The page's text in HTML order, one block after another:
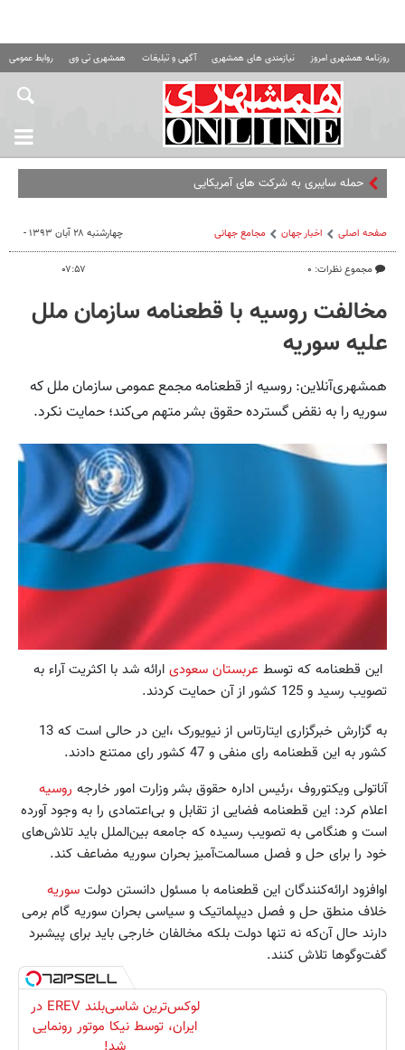
روزنامه همشهری امروز نیازمندی های همشهری آگهی و تبلیغات همشهری تی وی روابط عمومی
حمله سایبری به شرکت های آمریکایی
صفحه اصلی اخبار جهان مجامع‌ جهانی
مجموع نظرات: ۰
چهارشنبه ۲۸ آبان ۱۳۹۳ -
۰۷:۵۷
مخالفت روسیه با قطعنامه سازمان ملل
علیه سوریه
همشهری‌آنلاین: روسیه از قطعنامه مجمع عمومی سازمان ملل که
سوریه را به نقض گسترده حقوق بشر متهم می‌کند؛ حمایت نکرد.
این قطعنامه که توسط عربستان سعودی ارائه شد با اکثریت آراء به
تصویب رسید و 125 کشور از آن حمایت کردند.
به گزارش خبرگزاری ایتارتاس از نیویورک ،این در حالی است که 13
کشور به این قطعنامه رای منفی و 47 کشور رای ممتنع دادند.
آناتولی ویکتوروف ،رئیس اداره حقوق بشر وزارت امور خارجه روسیه
اعلام کرد: این قطعنامه فضایی از تقابل و بی‌اعتمادی را به وجود آورده
است و هنگامی به تصویب رسیده كه جامعه بین‌الملل باید تلاش‌های
خود را برای حل و فصل مسالمت‌آمیز بحران سوریه مضاعف کند.
اوافزود ارائه‌کنندگان این قطعنامه با مسئول دانستن دولت سوریه
خلاف منطق حل و فصل دیپلماتیک و سیاسی بحران سوریه گام برمی
دارند حال آن‌که نه تنها دولت بلکه مخالفان خارجی باید برای پیشبرد
گفت‌و‌گوها تلاش کنند.
لوکس‌ترین شاسی‌بلند EREV در
ایران، توسط نیکا موتور رونمایی